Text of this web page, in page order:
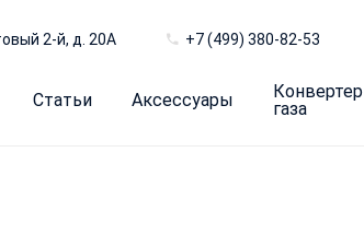
2-й, д. 20А +7 (499) 380-82-53
Статьи Аксессуары
Конвертер
газа